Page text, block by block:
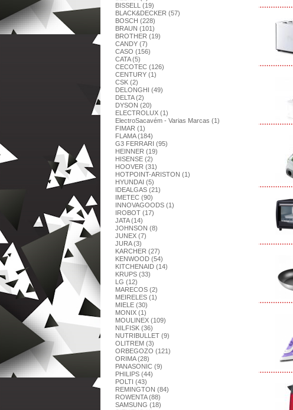
BISSELL (19)
BLACK&DECKER (57)
BOSCH (228)
BRAUN (101)
BROTHER (19)
CANDY (7)
CASO (156)
CATA (5)
CECOTEC (126)
CENTURY (1)
CSK (2)
DELONGHI (49)
DELTA (2)
DYSON (20)
ELECTROLUX (1)
ElectroSacavém - Varias Marcas (1)
FIMAR (1)
FLAMA (184)
G3 FERRARI (95)
HEINNER (19)
HISENSE (2)
HOOVER (31)
HOTPOINT-ARISTON (1)
HYUNDAI (5)
IDEALGAS (21)
IMETEC (90)
INNOVAGOODS (1)
IROBOT (17)
JATA (14)
JOHNSON (8)
JUNEX (7)
JURA (3)
KARCHER (27)
KENWOOD (54)
KITCHENAID (14)
KRUPS (33)
LG (12)
MARECOS (2)
MEIRELES (1)
MIELE (30)
MONIX (1)
MOULINEX (109)
NILFISK (36)
NUTRIBULLET (9)
OLITREM (3)
ORBEGOZO (121)
ORIMA (28)
PANASONIC (9)
PHILIPS (44)
POLTI (43)
REMINGTON (84)
ROWENTA (88)
SAMSUNG (18)